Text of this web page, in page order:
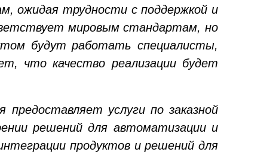
ожидая трудности с поддержкой и
мировым стандартам, но
будут работать специалисты,
что качество реализации будет
услуги по заказной
решений для автоматизации и
продуктов и решений для